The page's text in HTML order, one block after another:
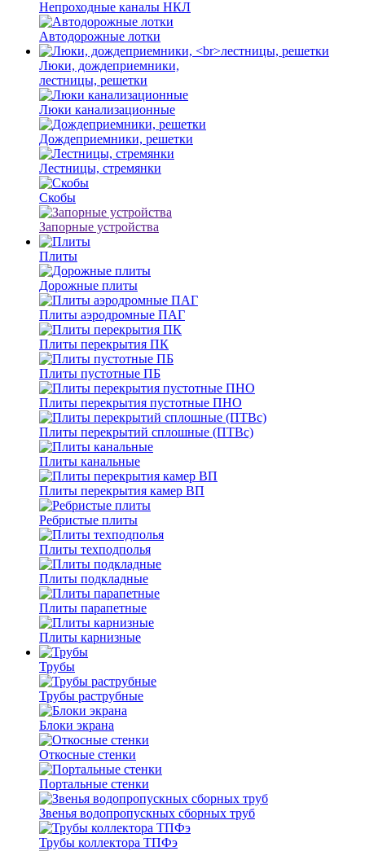
Непроходные каналы НКЛ
Автодорожные лотки
Люки, дождеприемники,
лестницы, решетки
Люки канализационные
Дождеприемники, решетки
Лестницы, стремянки
Скобы
Запорные устройства
Плиты
Дорожные плиты
Плиты аэродромные ПАГ
Плиты перекрытия ПК
Плиты пустотные ПБ
Плиты перекрытия пустотные ПНО
Плиты перекрытий сплошные (ПТВс)
Плиты канальные
Плиты перекрытия камер ВП
Ребристые плиты
Плиты техподполья
Плиты подкладные
Плиты парапетные
Плиты карнизные
Трубы
Трубы раструбные
Блоки экрана
Откосные стенки
Портальные стенки
Звенья водопропускных сборных труб
Трубы коллектора ТПФэ